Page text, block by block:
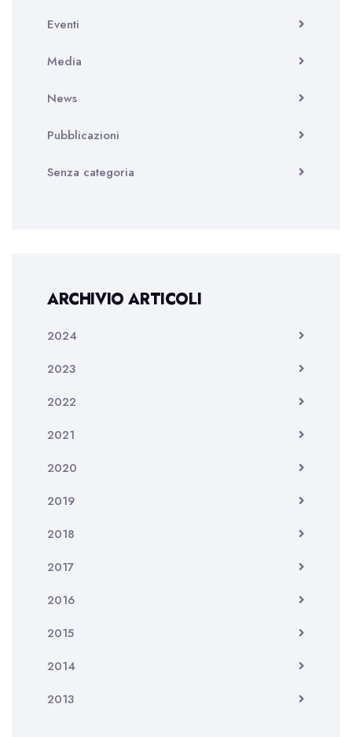
Eventi
Media
News
Pubblicazioni
Senza categoria
ARCHIVIO ARTICOLI
2024
2023
2022
2021
2020
2019
2018
2017
2016
2015
2014
2013